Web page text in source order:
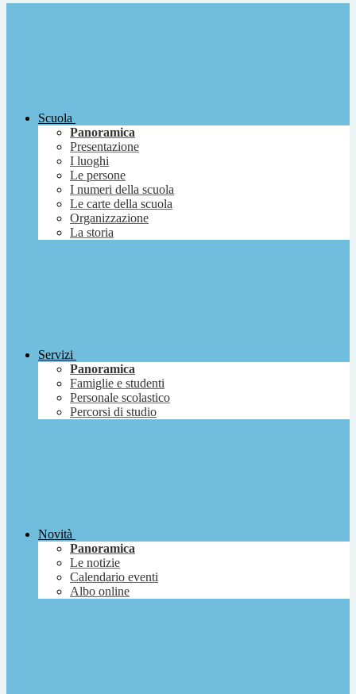
Scuola
Panoramica
Presentazione
I luoghi
Le persone
I numeri della scuola
Le carte della scuola
Organizzazione
La storia
Servizi
Panoramica
Famiglie e studenti
Personale scolastico
Percorsi di studio
Novità
Panoramica
Le notizie
Calendario eventi
Albo online